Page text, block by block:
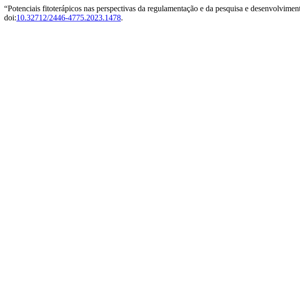
“Potenciais fitoterápicos nas perspectivas da regulamentação e da pesquisa e
doi:10.32712/2446-4775.2023.1478.